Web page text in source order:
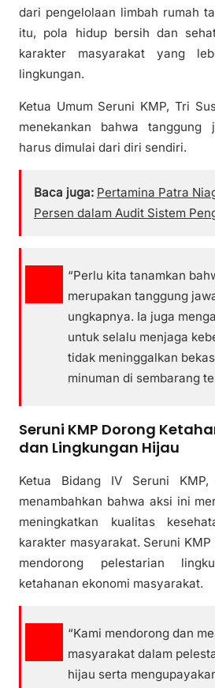
dari pengelolaan limbah rumah
itu, pola hidup bersih dan
karakter masyarakat yang
lingkungan.
Ketua Umum Seruni KMP, Tri
menekankan bahwa tanggung
harus dimulai dari diri sendiri.
Baca juga: Pertamina Patra
Persen dalam Audit Sistem
“Perlu kita tanamkan
merupakan tanggung
ungkapnya. Ia juga
untuk selalu menjaga
tidak meninggalkan
minuman di sembarang
Seruni KMP Dorong
dan Lingkungan Hijau
Ketua Bidang IV Seruni
menambahkan bahwa aksi ini
meningkatkan kualitas
karakter masyarakat. Seruni
mendorong pelestarian
ketahanan ekonomi masyarakat.
“Kami mendorong dan
masyarakat dalam
hijau serta